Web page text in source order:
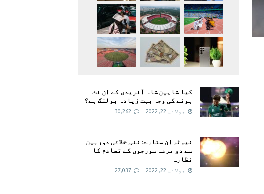
کیا شاہین شاہ آفریدی کے ان فٹ
ہونے کی وجہ بہت زیادہ بولنگ ہے؟
جولائی 22, 2022 30,262
نیوٹران ستارے: نئی خلائی دوربین
سے دو مردہ سورجوں کے تصادم کا
نظارہ
جولائی 22, 2022 27,037